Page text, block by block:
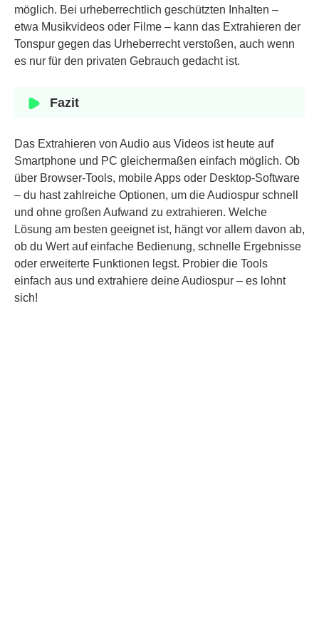
möglich. Bei urheberrechtlich geschützten Inhalten –
etwa Musikvideos oder Filme – kann das Extrahieren der
Tonspur gegen das Urheberrecht verstoßen, auch wenn
es nur für den privaten Gebrauch gedacht ist.
Fazit
Das Extrahieren von Audio aus Videos ist heute auf
Smartphone und PC gleichermaßen einfach möglich. Ob
über Browser-Tools, mobile Apps oder Desktop-Software
– du hast zahlreiche Optionen, um die Audiospur schnell
und ohne großen Aufwand zu extrahieren. Welche
Lösung am besten geeignet ist, hängt vor allem davon ab,
ob du Wert auf einfache Bedienung, schnelle Ergebnisse
oder erweiterte Funktionen legst. Probier die Tools
einfach aus und extrahiere deine Audiospur – es lohnt
sich!